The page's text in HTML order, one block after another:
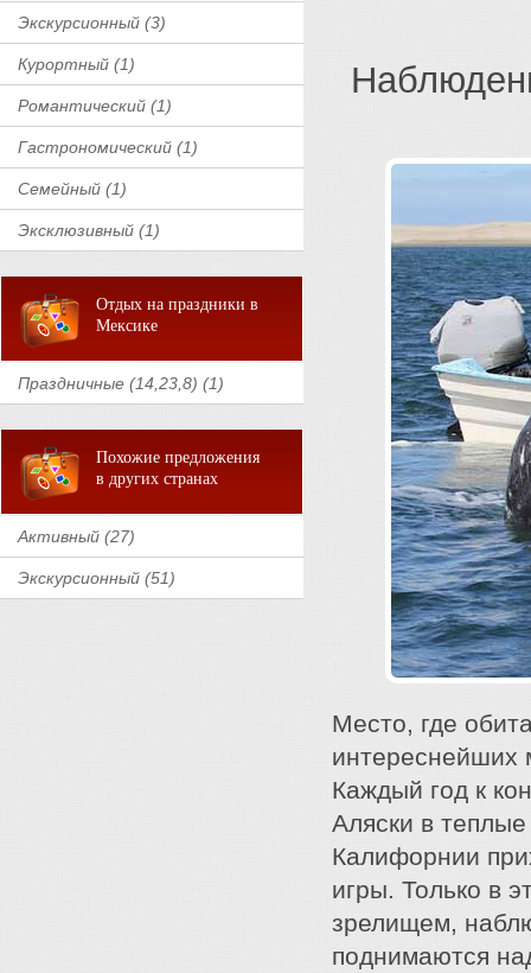
Экскурсионный (3)
Курортный (1)
Романтический (1)
Гастрономический (1)
Семейный (1)
Эксклюзивный (1)
Отдых на праздники в
Мексике
Праздничные (14,23,8) (1)
Похожие предложения
в других странах
Активный (27)
Экскурсионный (51)
Место, где
интереснейших
Каждый год к
Аляски в
Калифорнии
игры. Только в
зрелищем,
поднимаются